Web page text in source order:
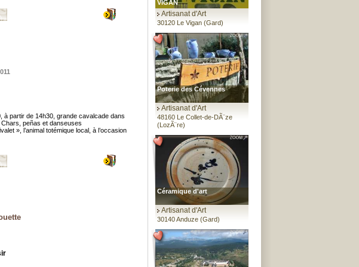
à partir de 14h30, grande cavalcade dans
peñas et danseuses
», l’animal totémique local, à l’occasion
VIGAN
Artisanat d'Art
30120 Le Vigan (Gard)
Poterie des Cévennes
Artisanat d'Art
48160 Le Collet-de-DÃ¨ze
(LozÃ¨re)
Céramique d'art
Artisanat d'Art
30140 Anduze (Gard)